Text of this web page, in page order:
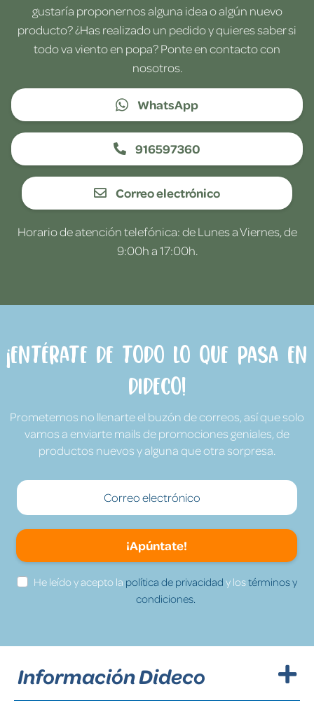
gustaría proponernos alguna idea o algún nuevo
producto? ¿Has realizado un pedido y quieres saber si
todo va viento en popa? Ponte en contacto con
nosotros.
WhatsApp
916597360
Correo electrónico
Horario de atención telefónica: de Lunes a Viernes, de
9:00h a 17:00h.
¡Entérate de todo lo que pasa en
Dideco!
Prometemos no llenarte el buzón de correos, así que solo
vamos a enviarte mails de promociones geniales, de
productos nuevos y alguna que otra sorpresa.
¡Apúntate!
He leído y acepto la política de privacidad y lostérminos y
condiciones.
Información Dideco